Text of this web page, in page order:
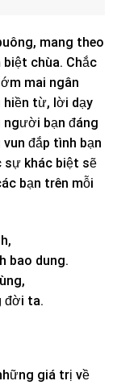
mang theo
chùa. Chắc
mai ngân
hiền từ, lời dạy
người bạn đáng
đắp tình bạn
sự khác biệt sẽ
bạn trên mỗi
bao dung.
đời ta.
giá trị về